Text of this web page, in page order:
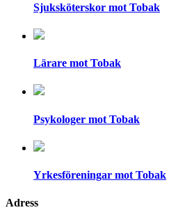
Sjuksköterskor mot Tobak
Lärare mot Tobak
Psykologer mot Tobak
Yrkesföreningar mot Tobak
Adress